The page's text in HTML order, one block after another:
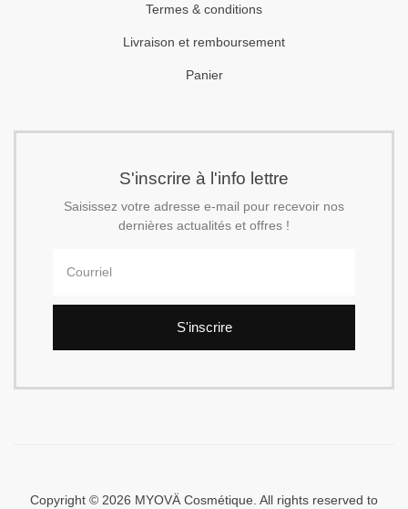
Termes & conditions
Livraison et remboursement
Panier
S'inscrire à l'info lettre
Saisissez votre adresse e-mail pour recevoir nos
dernières actualités et offres !
S'inscrire
Copyright © 2026 MYOVÄ Cosmétique. All rights reserved to